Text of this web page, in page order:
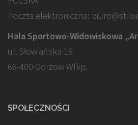
Poczta elektroniczna:
Hala Sportowo-Widowiskowa
ul. Słowiańska 16
66-400 Gorzów Wlkp.
SPOŁECZNOŚCI